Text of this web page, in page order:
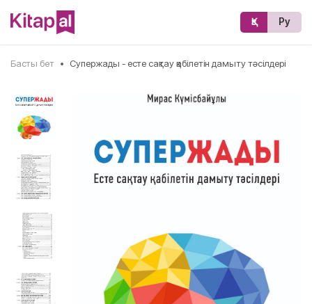
Қз Ру
Басты бет • Супержады - есте сақтау қабілетін дамыту тәсілдері